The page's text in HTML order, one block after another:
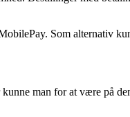
Som alternativ
man for at være på